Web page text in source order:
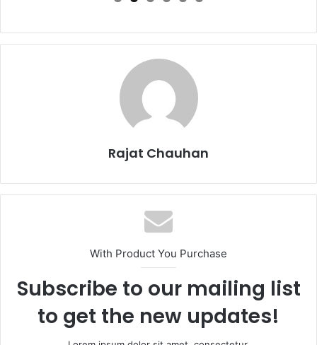
Rajat Chauhan
With Product You Purchase
Subscribe to our mailing list
to get the new updates!